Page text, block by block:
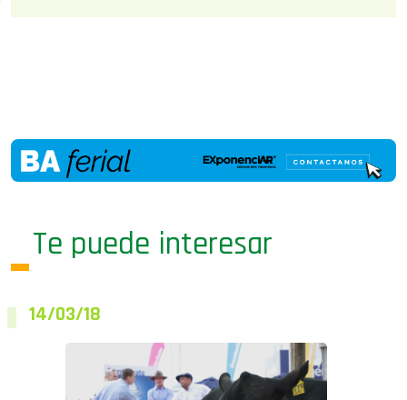
Te puede interesar
14/03/18